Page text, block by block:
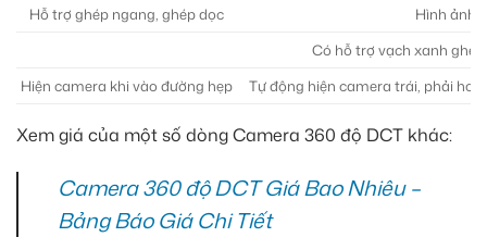
Hỗ trợ ghép ngang, ghép dọc
Hình ảnh
Có hỗ trợ vạch xanh
Hiện camera khi vào đường hẹp
Tự động hiện camera trái, phải
Xem giá của một số dòng Camera 360 độ DCT khác:
Camera 360 độ DCT Giá Bao Nhiêu –
Bảng Báo Giá Chi Tiết